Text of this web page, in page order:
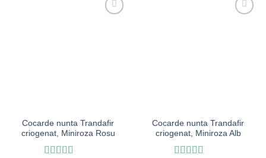
Cocarde nunta Trandafir
criogenat, Miniroza Rosu
Cocarde nunta Trandafir
criogenat, Miniroza Alb